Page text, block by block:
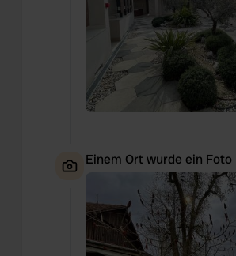
Einem Ort wurde ein